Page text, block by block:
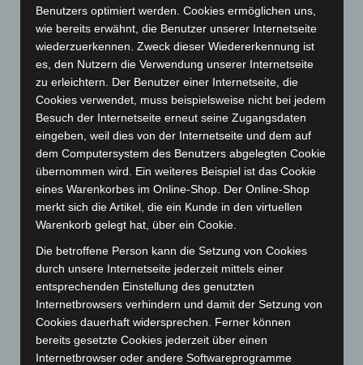
November 2024(94)
Oktober 2024
September 2024(112)
August 2024(107)
Juli 2024
(89)
Juni 2024(107)
Mai 2024(149)
April 2024(102)
März 2024(103)
Februar 2024(103)
Januar 2024(111)
Dezember 2023(130)
November 2023(130)
Oktober 2023(114)
September 2023(133)
Benutzers optimiert werden. Cookies ermöglichen uns,
wie bereits erwähnt, die Benutzer unserer Internetseite
wiederzuerkennen. Zweck dieser Wiedererkennung ist
es, den Nutzern die Verwendung unserer Internetseite
zu erleichtern. Der Benutzer einer Internetseite, die
Cookies verwendet, muss beispielsweise nicht bei jedem
Besuch der Internetseite erneut seine Zugangsdaten
eingeben, weil dies von der Internetseite und dem auf
dem Computersystem des Benutzers abgelegten Cookie
übernommen wird. Ein weiteres Beispiel ist das Cookie
eines Warenkorbes im Online-Shop. Der Online-Shop
merkt sich die Artikel, die ein Kunde in den virtuellen
Warenkorb gelegt hat, über ein Cookie.
Die betroffene Person kann die Setzung von Cookies
durch unsere Internetseite jederzeit mittels einer
entsprechenden Einstellung des genutzten
Internetbrowsers verhindern und damit der Setzung von
Cookies dauerhaft widersprechen. Ferner können
bereits gesetzte Cookies jederzeit über einen
Internetbrowser oder andere Softwareprogramme